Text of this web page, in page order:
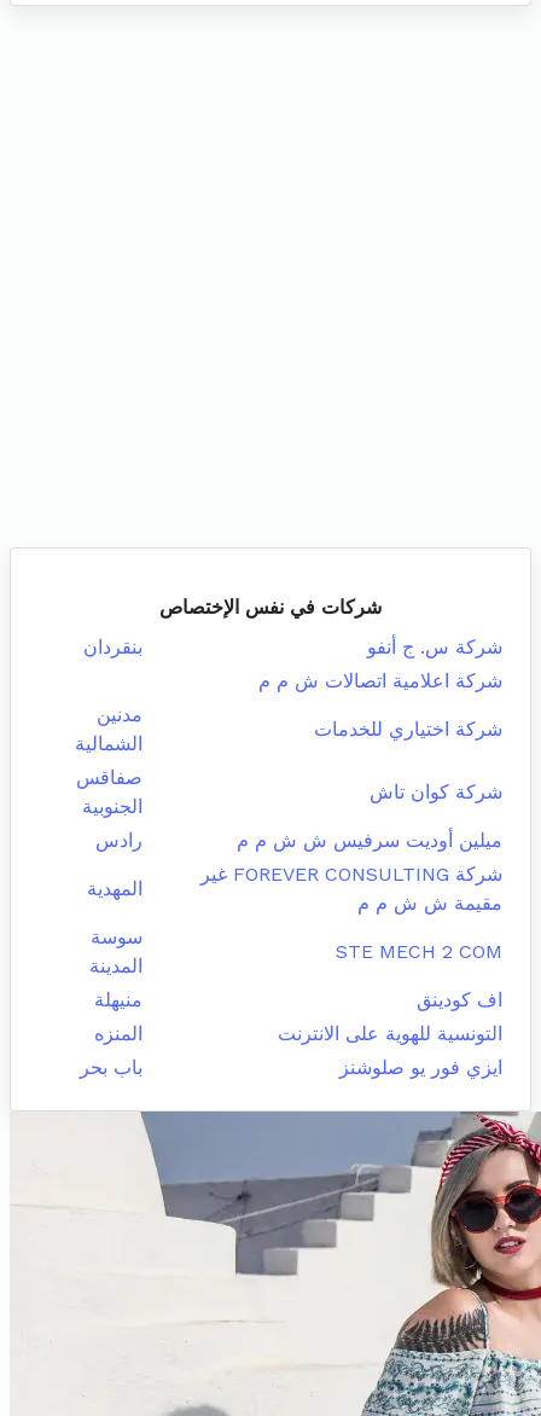
شركات في نفس الإختصاص
شركة س. ج أنفو
بنقردان
شركة اعلامية اتصالات ش م م
شركة اختياري للخدمات
مدنين
الشمالية
شركة كوان تاش
صفاقس
الجنوبية
ميلين أوديت سرفيس ش ش م م
رادس
شركة FOREVER CONSULTING غير
مقيمة ش ش م م
المهدية
STE MECH 2 COM
سوسة
المدينة
اف كودينق
منيهلة
التونسية للهوية على الانترنت
المنزه
ايزي فور يو صلوشنز
باب بحر